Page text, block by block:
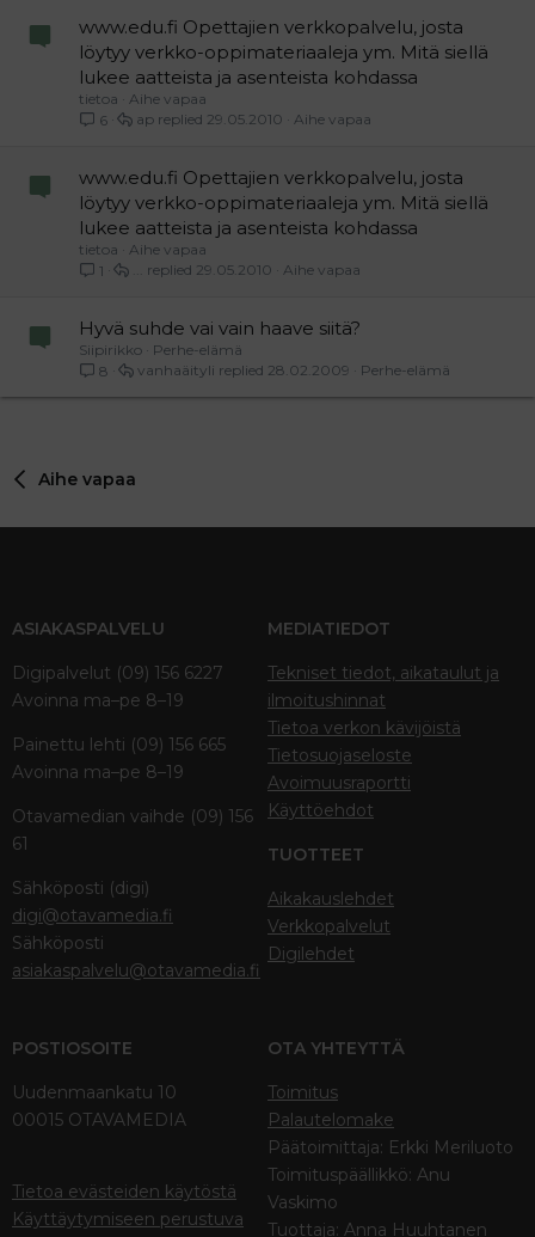
www.edu.fi Opettajien verkkopalvelu, josta
löytyy verkko-oppimateriaaleja ym. Mitä siellä
lukee aatteista ja asenteista kohdassa
tietoa
Aihe vapaa
6
Aihe vapaa
29.05.2010
ap
www.edu.fi Opettajien verkkopalvelu, josta
löytyy verkko-oppimateriaaleja ym. Mitä siellä
lukee aatteista ja asenteista kohdassa
tietoa
Aihe vapaa
1
Aihe vapaa
29.05.2010
Hyvä suhde vai vain haave siitä?
Siipirikko
Perhe-elämä
8
Perhe-elämä
28.02.2009
vanhaäityli
Aihe vapaa
ASIAKASPALVELU
Digipalvelut (09) 156 6227
Avoinna ma–pe 8–19
Painettu lehti (09) 156 665
Avoinna ma–pe 8–19
Otavamedian vaihde (09) 156
61
Sähköposti (digi)
digi@otavamedia.fi
Sähköposti
asiakaspalvelu@otavamedia.fi
MEDIATIEDOT
Tekniset tiedot, aikataulut ja
ilmoitushinnat
Tietoa verkon kävijöistä
Tietosuojaseloste
Avoimuusraportti
Käyttöehdot
TUOTTEET
Aikakauslehdet
Verkkopalvelut
Digilehdet
POSTIOSOITE
Uudenmaankatu 10
00015 OTAVAMEDIA
Tietoa evästeiden käytöstä
Käyttäytymiseen perustuva
OTA YHTEYTTÄ
Toimitus
Palautelomake
Päätoimittaja: Erkki Meriluoto
Toimituspäällikkö: Anu
Vaskimo
Tuottaja: Anna Huuhtanen